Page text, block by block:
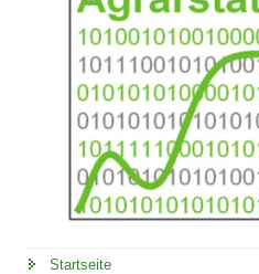
Startseite